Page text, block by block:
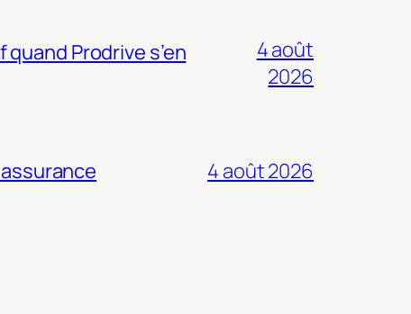
Prodrive s’en
4 août
2026
4 août 2026